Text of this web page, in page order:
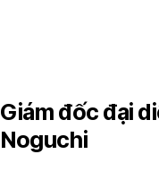
Giám đốc đại
Noguchi